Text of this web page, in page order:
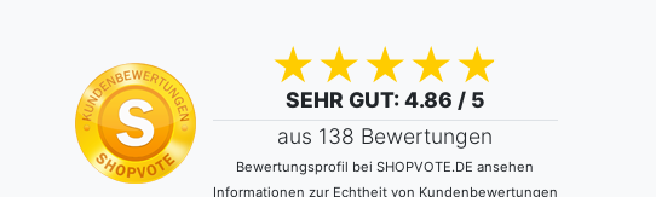
SEHR GUT: 4.86 / 5
aus 138 Bewertungen
Bewertungsprofil bei SHOPVOTE.DE ansehen
Informationen zur Echtheit von Kundenbewertungen